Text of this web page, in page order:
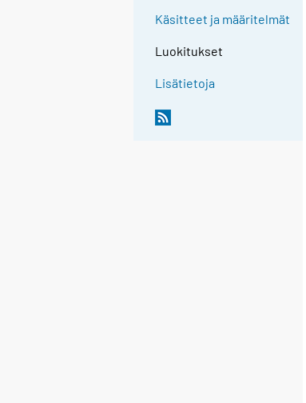
Käsitteet ja määritelmät
Luokitukset
Lisätietoja